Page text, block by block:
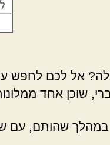
אל לכם לחפש
שוכן אחד
שהותם, עם